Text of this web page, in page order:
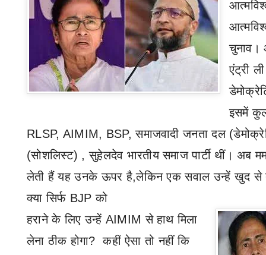
चुनाव।
एंट्री
इसमें कुल
RLSP, AIMIM, BSP,समाजवादी जनता दल
(सोशलिस्ट) ,सुहेलदेव भारतीय समाज पार्टी थीं। अब
लेती हैं यह उनके ऊपर है,लेकिन एक सवाल उन्हें खुद से
क्या सिर्फ BJPको
हराने के लिए उन्हें AIMIM से हाथ मिला
लेना ठीक होगा? कहींऐसा तो नहीं कि